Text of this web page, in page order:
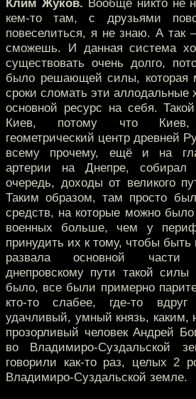
Клим Жуков. Вообще никто не
кем-то там, с друзьями
повеселиться, я не знаю. А так
сможешь. И данная система
существовать очень долго,
было решающей силы, которая
сроки сломать эти аллодальные
основной ресурс на себя.
Киев, потому что Киев,
геометрический центр древней
всему прочему, ещё и на
артерии на Днепре,
очередь, доходы от великого
Таким образом, там просто
средств, на которые можно было
военных больше, чем у
принудить их к тому, чтобы быть
развала основной части
днепровскому пути такой
было, все были примерно
кто-то слабее, где-то вдруг
удачливый, умный князь, каким,
прозорливый человек Андрей
во Владимиро-Суздальской
говорили как-то раз, целых 2
Владимиро-Суздальской земле.